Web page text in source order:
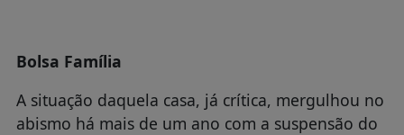
Bolsa Família
A situação daquela casa, já crítica, mergulhou no
abismo há mais de um ano com a suspensão do